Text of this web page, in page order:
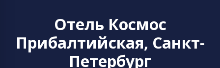
Отель Космос
Прибалтийская, Санкт-
Петербург